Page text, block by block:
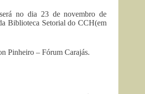
no dia 23 de novembro de
Biblioteca Setorial do CCH(em
Pinheiro – Fórum Carajás.